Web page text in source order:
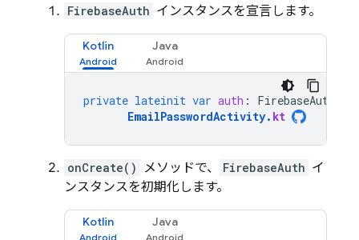
FirebaseAuth インスタンスを宣言します。
Kotlin Java
private lateinit var auth :
FirebaseAuth
EmailPasswordActivity. kt
onCreate() メソッドで、 FirebaseAuth イ
ンスタンスを初期化します。
Kotlin Java